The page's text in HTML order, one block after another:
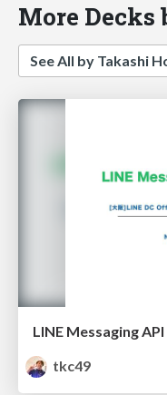
More Decks
See All by Takashi
LINE Messaging
tkc49